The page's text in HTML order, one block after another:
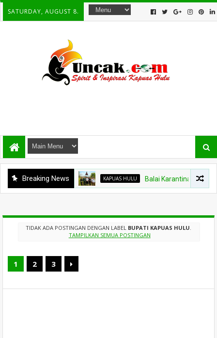
SATURDAY, AUGUST 8.
Breaking News KAPUAS HULU Balai Karantina Kalbar
TIDAK ADA POSTINGAN DENGAN LABEL BUPATI KAPUAS HULU.
TAMPILKAN SEMUA POSTINGAN
1 2 3